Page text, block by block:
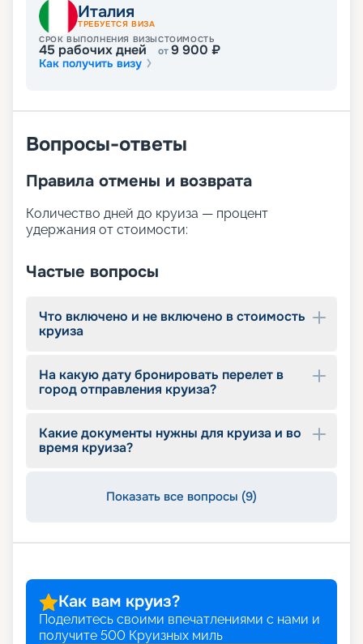
Италия
ТРЕБУЕТСЯ ВИЗА
СРОК ВЫПОЛНЕНИЯ ВИЗЫ
45 рабочих дней
СТОИМОСТЬ
от9 900 ₽
Как получить визу
Вопросы-ответы
Правила отмены и возврата
Количество дней до круиза — процент
удержания от стоимости:
Частые вопросы
Что включено и не включено в стоимость
круиза
На какую дату бронировать перелет в
город отправления круиза?
Какие документы нужны для круиза и во
время круиза?
Показать все вопросы (9)
Как вам круиз?
Поделитесь своими впечатлениями с нами и
получите 500 Круизных миль